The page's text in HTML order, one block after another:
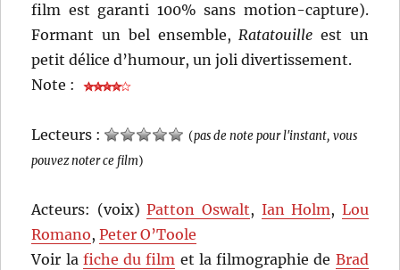
film est garanti 100% sans motion-capture).
Formant un bel ensemble,Ratatouille est un
petit délice d’humour, un joli divertissement.
Note :
Lecteurs : (pas de note pour l'instant, vous
pouvez noter ce film)
Acteurs: (voix)Patton Oswalt, Ian Holm, Lou
Romano,Peter O’Toole
Voir la fiche du film et la filmographie de Brad